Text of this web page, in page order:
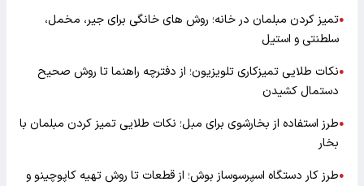
●تمیز کردن مبلمان در خانه؛ روش های خانگی برای جیر، مخمل،
سلطنتی و استیل
●نکات طلایی تمیزکاری تلویزیون؛ از دفترچه راهنما تا روش صحیح
دستمال کشیدن
●طرز استفاده از بخارشوی برای مبل؛ نکات طلایی تمیز کردن مبلمان با
بخار
●طرز کار دستگاه اسپرسوساز بوش؛ از قطعات تا روش تهیه کاپوچینو و